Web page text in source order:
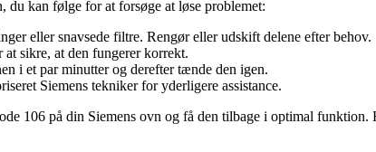
kan følge for at forsøge at løse problemet:
eller snavsede filtre. Rengør eller udskift delene efter behov.
sikre, at den fungerer korrekt.
i et par minutter og derefter tænde den igen.
Siemens tekniker for yderligere assistance.
106 på din Siemens ovn og få den tilbage i optimal